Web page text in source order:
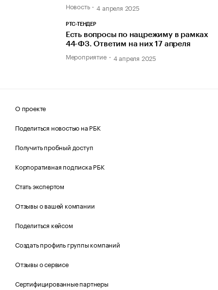
Новость 4 апреля 2025
РТС-ТЕНДЕР
Есть вопросы по нацрежиму в рамках
44-ФЗ. Ответим на них 17 апреля
Мероприятие 4 апреля 2025
О проекте
Поделиться новостью на РБК
Получить пробный доступ
Корпоративная подписка РБК
Стать экспертом
Отзывы о вашей компании
Поделиться кейсом
Создать профиль группы компаний
Отзывы о сервисе
Сертифицированные партнеры